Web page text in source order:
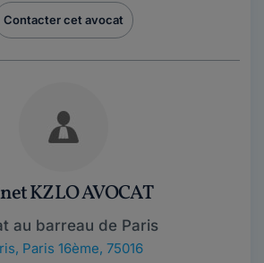
Contacter cet avocat
KZLO AVOCAT
au barreau de Paris
, Paris 16ème, 75016